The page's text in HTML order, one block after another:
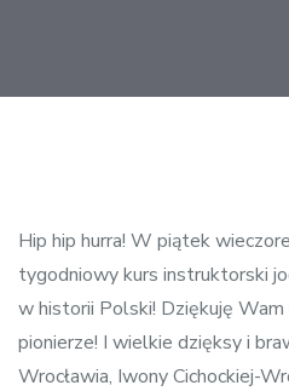
Hip hip hurra! W piątek
tygodniowy kurs instruktorski
w historii Polski! Dziękuję Wam
pionierze! I wielkie dzięksy i
Wrocławia, Iwony Cichockiej-
navigation